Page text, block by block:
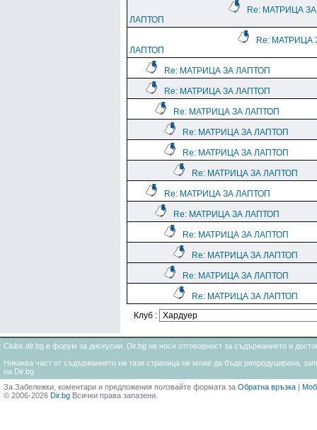
Re: МАТРИЦА ЗА
ЛАПТОП
Re: МАТРИЦА
ЛАПТОП
Re: МАТРИЦА ЗА ЛАПТОП
Re: МАТРИЦА ЗА ЛАПТОП
Re: МАТРИЦА ЗА ЛАПТОП
Re: МАТРИЦА ЗА ЛАПТОП
Re: МАТРИЦА ЗА ЛАПТОП
Re: МАТРИЦА ЗА ЛАПТОП
Re: МАТРИЦА ЗА ЛАПТОП
Re: МАТРИЦА ЗА ЛАПТОП
Re: МАТРИЦА ЗА ЛАПТОП
Re: МАТРИЦА ЗА ЛАПТОП
Re: МАТРИЦА ЗА ЛАПТОП
Re: МАТРИЦА ЗА ЛАПТОП
Клуб :
Clubs.dir.bg е форум за дискусии. Dir.bg не носи отговорност за съдържанието и
Никаква част от съдържанието на тази страница не може да бъде репродуцирана,
на Dir.bg
За Забележки, коментари и предложения ползвайте формата за Обратна връзка |
© 2006-2026 Dir.bg Всички права запазени.